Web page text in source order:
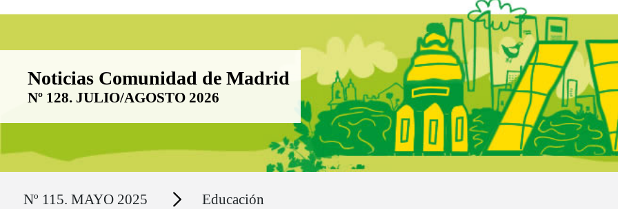
Boletín Noticias Comunidad de Madrid
Noticias Comunidad de Madrid
Nº 128. JULIO/AGOSTO 2026
Nº 115. MAYO 2025 Secciones Educación